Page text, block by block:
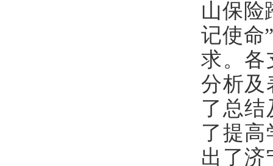
山保险
记使命
求。各
分析及
了总
了提
出了济